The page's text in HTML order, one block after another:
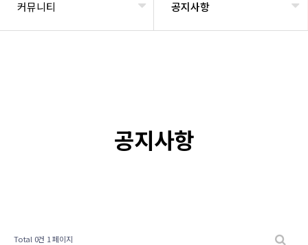
커뮤니티 공지사항
공지사항
Total 0건 1 페이지